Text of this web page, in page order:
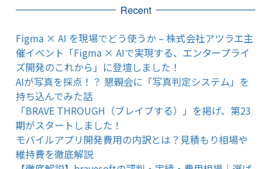
Recent
Figma × AI を現場でどう使うか – 株式会社アツラエ主
催イベント「Figma × AIで実現する、エンタープライ
ズ開発のこれから」に登壇しました！
AIが写真を採点！？ 懇親会に「写真判定システム」を
持ち込んでみた話
「BRAVE THROUGH（ブレイブする）」を掲げ、第23
期がスタートしました！
モバイルアプリ開発費用の内訳とは？見積もり相場や
維持費を徹底解説